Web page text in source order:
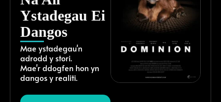
Ystadegau Ei
Dangos
Mae ystadegau'n
adrodd y stori.
Mae'r ddogfen hon yn
dangos y realiti.